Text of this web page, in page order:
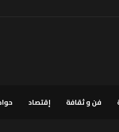
فن و ثقافة إقتصاد